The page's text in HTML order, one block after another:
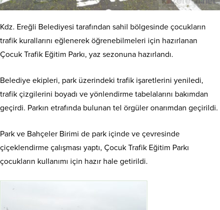
Kdz. Ereğli Belediyesi tarafından sahil bölgesinde çocukların
trafik kurallarını eğlenerek öğrenebilmeleri için hazırlanan
Çocuk Trafik Eğitim Parkı, yaz sezonuna hazırlandı.
Belediye ekipleri, park üzerindeki trafik işaretlerini yeniledi,
trafik çizgilerini boyadı ve yönlendirme tabelalarını bakımdan
geçirdi. Parkın etrafında bulunan tel örgüler onarımdan geçirildi.
Park ve Bahçeler Birimi de park içinde ve çevresinde
çiçeklendirme çalışması yaptı, Çocuk Trafik Eğitim Parkı
çocukların kullanımı için hazır hale getirildi.